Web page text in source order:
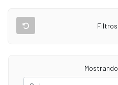
Filtros
Mostrando